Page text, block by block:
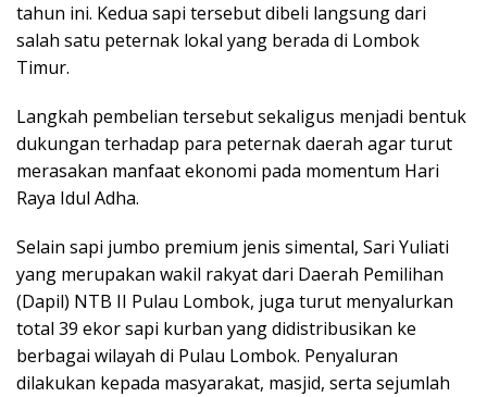
tahun ini. Kedua sapi tersebut dibeli langsung dari
salah satu peternak lokal yang berada di Lombok
Timur.
Langkah pembelian tersebut sekaligus menjadi bentuk
dukungan terhadap para peternak daerah agar turut
merasakan manfaat ekonomi pada momentum Hari
Raya Idul Adha.
Selain sapi jumbo premium jenis simental, Sari Yuliati
yang merupakan wakil rakyat dari Daerah Pemilihan
(Dapil) NTB II Pulau Lombok, juga turut menyalurkan
total 39 ekor sapi kurban yang didistribusikan ke
berbagai wilayah di Pulau Lombok. Penyaluran
dilakukan kepada masyarakat, masjid, serta sejumlah